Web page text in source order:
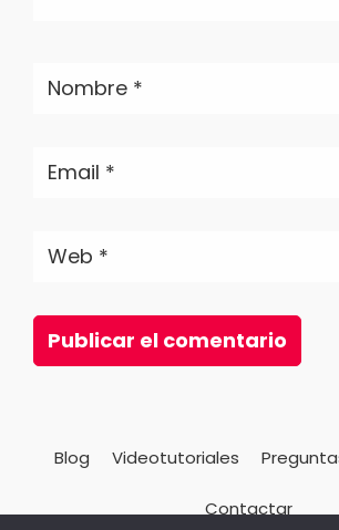
Blog Videotutoriales
Contactar